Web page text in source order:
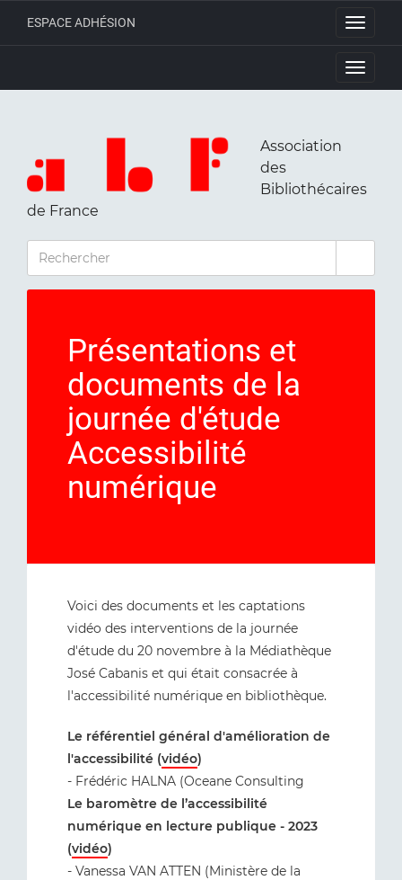
Toggle
ESPACE ADHÉSION
Toggle
Association
des
Bibliothécaires
de France
RECHERCHER
Présentations et
documents de la
journée d'étude
Accessibilité
numérique
Voici des documents et les captations
vidéo des interventions de la journée
d'étude du 20 novembre à la Médiathèque
José Cabanis et qui était consacrée à
l'accessibilité numérique en bibliothèque.
Le référentiel général d'amélioration de
l'accessibilité (vidéo)
- Frédéric HALNA (Oceane Consulting
Le baromètre de l’accessibilité
numérique en lecture publique - 2023
(vidéo)
- Vanessa VAN ATTEN (Ministère de la